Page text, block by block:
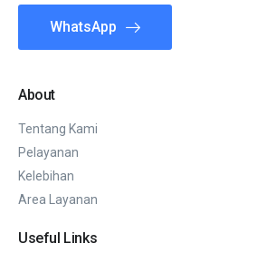
WhatsApp
About
Tentang Kami
Pelayanan
Kelebihan
Area Layanan
Useful Links